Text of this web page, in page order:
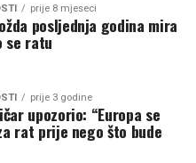
prije 8 mjeseci
posljednja godina mira
se ratu
prije 3 godine
upozorio: “Europa se
rat prije nego što bude